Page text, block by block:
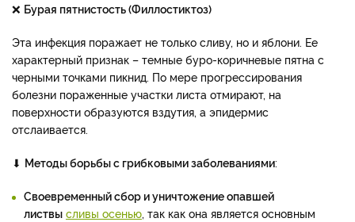
❌ Бурая пятнистость (Филлостиктоз)
Эта инфекция поражает не только сливу, но и яблони. Ее
характерный признак – темные буро-коричневые пятна с
черными точками пикнид. По мере прогрессирования
болезни пораженные участки листа отмирают, на
поверхности образуются вздутия, а эпидермис
отслаивается.
⬇ Методы борьбы с грибковыми заболеваниями:
Своевременный сбор и уничтожение опавшей
листвы сливы осенью, так как она является основным